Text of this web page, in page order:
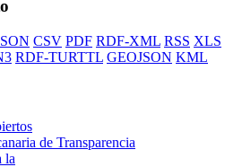
CSV PDF RDF-XML RSS XLS
RDF-TURTTL GEOJSON KML
de Transparencia
la